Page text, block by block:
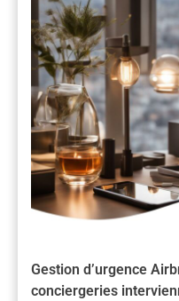
Gestion d’urgence
conciergeries